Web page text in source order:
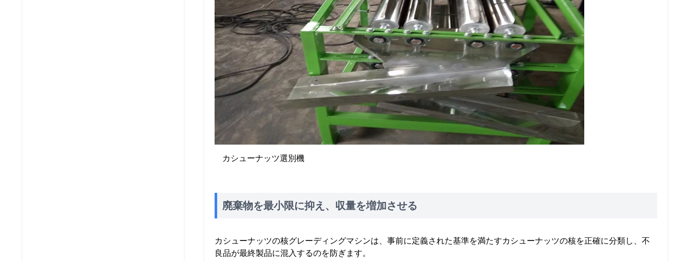
カシューナッツ選別機
廃棄物を最小限に抑え、収量を増加させる
カシューナッツの核グレーディングマシンは、事前に定義された基準を満たすカシューナッツの核を正確に分類し、不
良品が最終製品に混入するのを防ぎます。